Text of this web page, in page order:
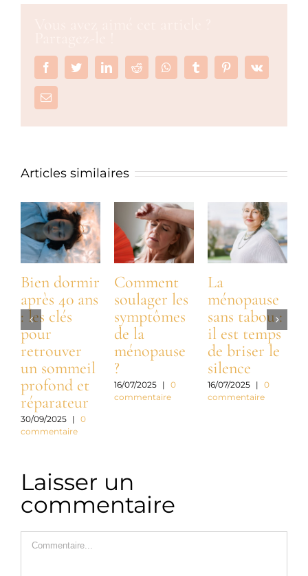
FacebookTwitterLinkedInReddit WhatsappTumblr PinterestVk
Email
Articles similaires
Bien dormir
après 40 ans
: les clés
pour
retrouver
un sommeil
profond et
réparateur
30/09/2025 | 0
commentaire
Comment
soulager les
symptômes
de la
ménopause
?
16/07/2025 | 0
commentaire
La
ménopause
sans tabou :
il est temps
de briser le
silence
16/07/2025 | 0
commentaire
Laisser un
commentaire
Commentaire